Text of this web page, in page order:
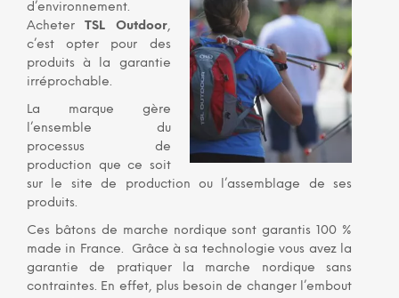
d’environnement.
AcheterTSL Outdoor,
c’est opter pour des
produits à la garantie
irréprochable.
La marque gère
l’ensemble du
processus de
production que ce soit
sur le site de production ou l’assemblage de ses
produits.
Ces bâtons de marche nordique sont garantis 100 %
made in France. Grâce à sa technologie vous avez la
garantie de pratiquer la marche nordique sans
contraintes. En effet, plus besoin de changer l’embout